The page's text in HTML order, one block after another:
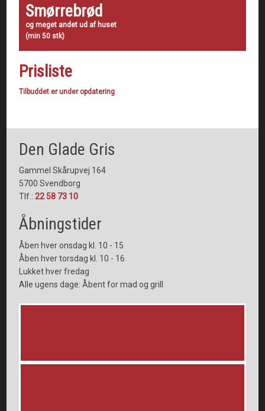
Smørrebrød
​og meget andet ud af huset
(min 50 stk)
Prisliste
Tilbuddet er under opdatering​
Den Glade Gris
Gammel Skårupvej 164
5700 Svendborg
Tlf.:22 58 73 10
Åbningstider​
Åben hver onsdag kl. 10 - 15
Åben hver torsdag kl. 10 - 16
Lukket hver fredag
Alle ugens dage: Åbent for mad og grill